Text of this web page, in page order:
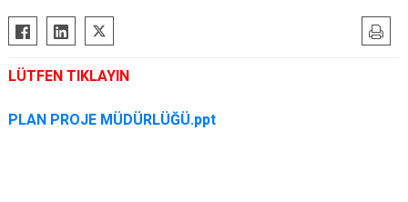
LÜTFEN TIKLAYIN
PLAN PROJE MÜDÜRLÜĞÜ.ppt